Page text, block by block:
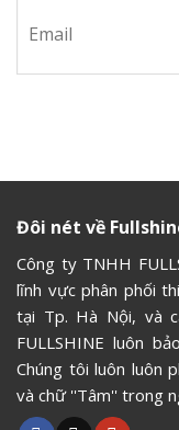
Đôi nét về
Công ty TNHH
lĩnh vực phân phối
tại Tp. Hà Nội, và
FULLSHINE luôn
Chúng tôi luôn luôn
và chữ ''Tâm'' trong